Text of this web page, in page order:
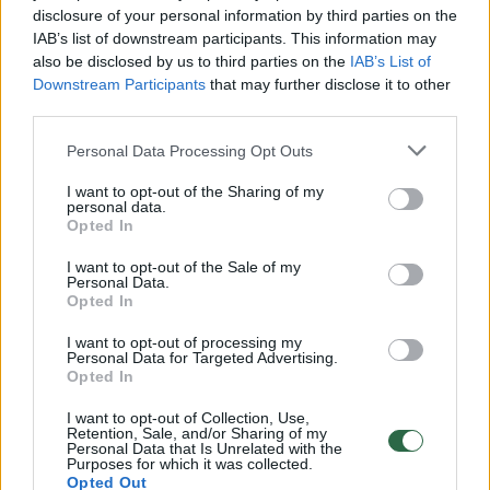
disclosure of your personal information by third parties on the
IAB’s list of downstream participants. This information may
also be disclosed by us to third parties on the IAB’s List of
Downstream Participants that may further disclose it to other
Personal Data Processing Opt Outs
I want to opt-out of the Sharing of my
personal data.
Opted In
I want to opt-out of the Sale of my
Personal Data.
Opted In
I want to opt-out of processing my
Personal Data for Targeted Advertising.
Opted In
I want to opt-out of Collection, Use,
Retention, Sale, and/or Sharing of my
Personal Data that Is Unrelated with the
Purposes for which it was collected.
Opted Out
00:00:30
Vaizdai iš tragiškos avarijos Vilniaus r.: dviejų moterų ir
vaiko gyvybių išgelbėti nepavyko
00:00:57
Savaitės vidurys nusimato karštas: temperatūra kils iki
32 laipsnių šilumos
Žinios | Orai
V. Zalužno pasisakymą laiko bandymu įsitvirtinti
Ukrainos politikoje: jis yra neteisus
Sinoptikai atsakė, kokiais orais užbaigsime darbo